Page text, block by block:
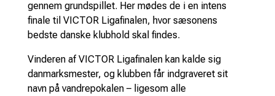
gennem grundspillet. Her mødes de i en intens
finale til VICTOR Ligafinalen, hvor sæsonens
bedste danske klubhold skal findes.
Vinderen af VICTOR Ligafinalen kan kalde sig
danmarksmester, og klubben får indgraveret sit
navn på vandrepokalen – ligesom alle